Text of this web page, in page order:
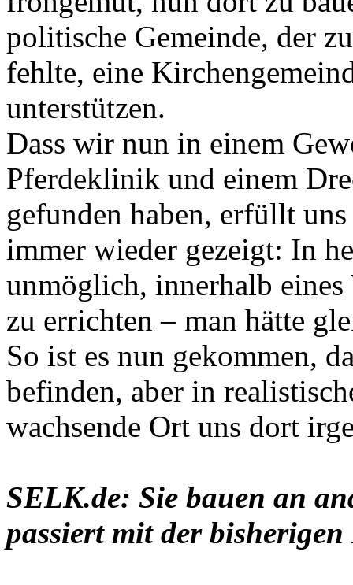
politische Gemeinde, der
fehlte, eine
unterstützen.
Dass wir nun in einem
Pferdeklinik und einem
gefunden haben, erfüllt
immer wieder gezeigt: In
unmöglich, innerhalb eines
zu errichten – man hätte
So ist es nun gekommen,
befinden, aber in
wachsende Ort uns dort
SELK.de: Sie bauen an
passiert mit der